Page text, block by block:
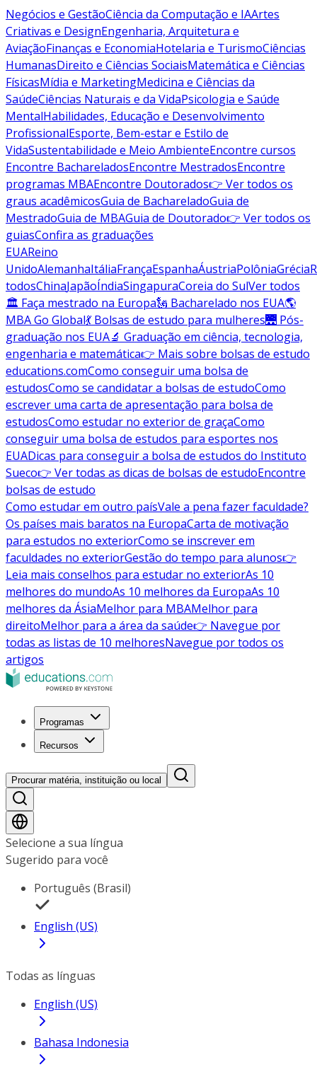
Negócios e GestãoCiência da Computação e IAArtes
Criativas e DesignEngenharia, Arquitetura e
AviaçãoFinanças e EconomiaHotelaria e TurismoCiências
HumanasDireito e Ciências SociaisMatemática e Ciências
FísicasMídia e MarketingMedicina e Ciências da
SaúdeCiências Naturais e da VidaPsicologia e Saúde
MentalHabilidades, Educação e Desenvolvimento
ProfissionalEsporte, Bem-estar e Estilo de
VidaSustentabilidade e Meio AmbienteEncontre cursos
Encontre BachareladosEncontre MestradosEncontre
programas MBAEncontre Doutorados👉 Ver todos os
graus acadêmicosGuia de BachareladoGuia de
MestradoGuia de MBAGuia de Doutorado👉 Ver todos os
guiasConfira as graduações
EUAReino
UnidoAlemanhaItáliaFrançaEspanhaÁustriaPolôniaGrécia
todosChinaJapãoÍndiaSingapuraCoreia do SulVer todos
🏛 Faça mestrado na Europa🗽 Bacharelado nos EUA🌎
MBA Go Global💃 Bolsas de estudo para mulheres🌉 Pós-
graduação nos EUA🔬 Graduação em ciência, tecnologia,
engenharia e matemática👉 Mais sobre bolsas de estudo
educations.comComo conseguir uma bolsa de
estudosComo se candidatar a bolsas de estudoComo
escrever uma carta de apresentação para bolsa de
estudosComo estudar no exterior de graçaComo
conseguir uma bolsa de estudos para esportes nos
EUADicas para conseguir a bolsa de estudos do Instituto
Sueco👉 Ver todas as dicas de bolsas de estudoEncontre
bolsas de estudo
Como estudar em outro paísVale a pena fazer faculdade?
Os países mais baratos na EuropaCarta de motivação
para estudos no exteriorComo se inscrever em
faculdades no exteriorGestão do tempo para alunos👉
Leia mais conselhos para estudar no exteriorAs 10
melhores do mundoAs 10 melhores da EuropaAs 10
melhores da ÁsiaMelhor para MBAMelhor para
direitoMelhor para a área da saúde👉 Navegue por
todas as listas de 10 melhoresNavegue por todos os
artigos
Programas
Recursos
Procurar matéria, instituição ou local
Selecione a sua língua
Sugerido para você
Português (Brasil)
English (US)
Todas as línguas
English (US)
Bahasa Indonesia